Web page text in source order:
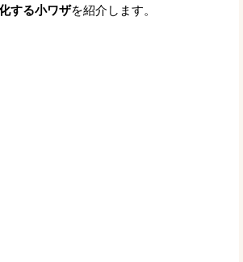
する小ワザを紹介します。